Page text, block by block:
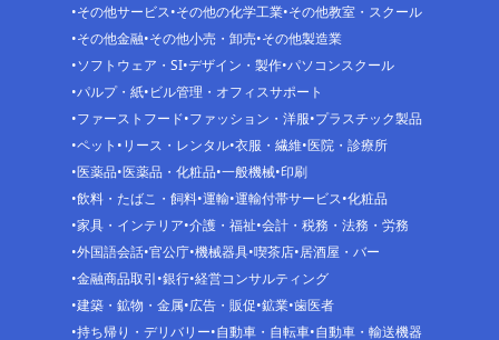
その他サービス その他の化学工業 その他教室・スクール
その他金融 その他小売・卸売 その他製造業
ソフトウェア・SI デザイン・製作 パソコンスクール
パルプ・紙 ビル管理・オフィスサポート
ファーストフード ファッション・洋服 プラスチック製品
ペット リース・レンタル 衣服・繊維 医院・診療所
医薬品 医薬品・化粧品 一般機械 印刷
飲料・たばこ・飼料 運輸 運輸付帯サービス 化粧品
家具・インテリア 介護・福祉 会計・税務・法務・労務
外国語会話 官公庁 機械器具 喫茶店 居酒屋・バー
金融商品取引 銀行 経営コンサルティング
建築・鉱物・金属 広告・販促 鉱業 歯医者
持ち帰り・デリバリー 自動車・自転車 自動車・輸送機器